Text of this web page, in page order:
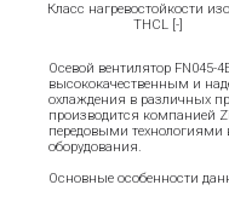
Класс нагревостойкости
THCL [-]
Осевой вентилятор FN045-
высококачественным и
охлаждения в различных
производится компанией
передовыми технологиями
оборудования.
Основные особенности